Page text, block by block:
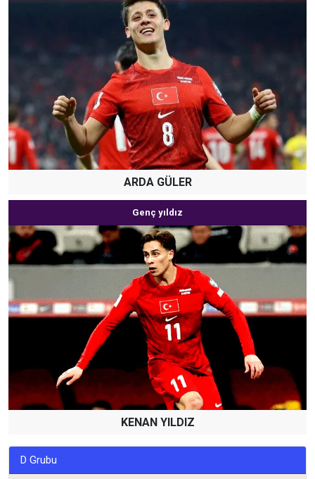
ARDA GÜLER
Genç yıldız
KENAN YILDIZ
D Grubu